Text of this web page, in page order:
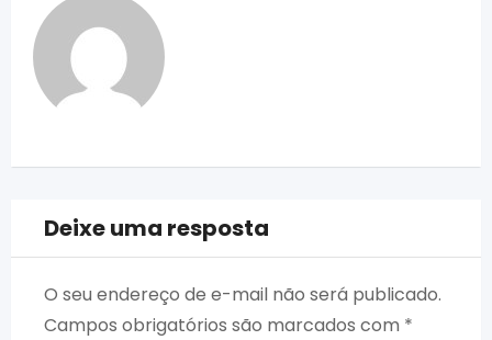
Deixe uma resposta
O seu endereço de e-mail não será publicado.
Campos obrigatórios são marcados com *